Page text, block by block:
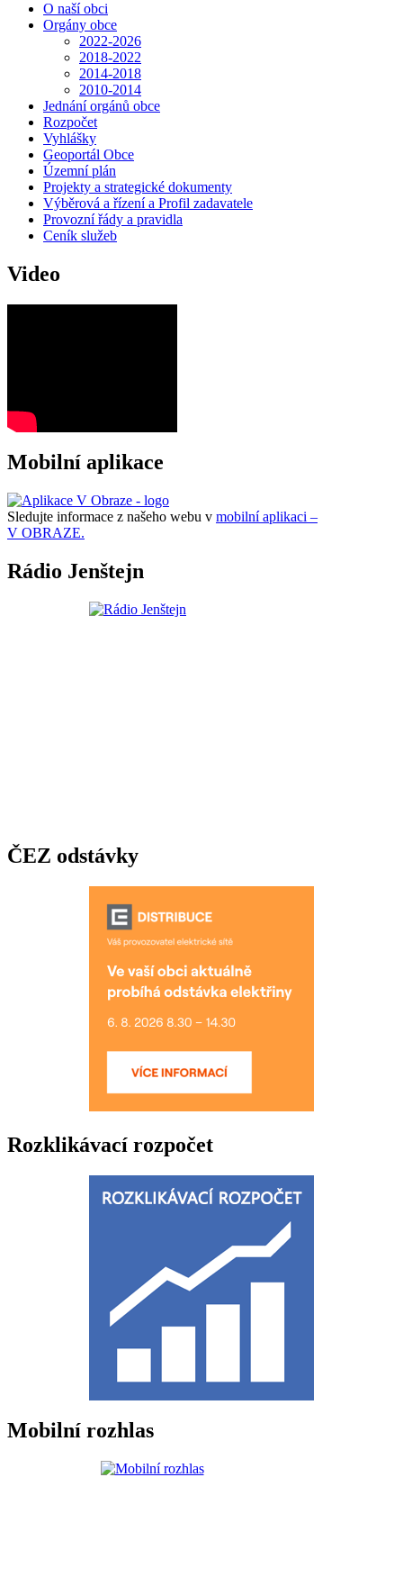
O naší obci
Orgány obce
2022-2026
2018-2022
2014-2018
2010-2014
Jednání orgánů obce
Rozpočet
Vyhlášky
Geoportál Obce
Územní plán
Projekty a strategické dokumenty
Výběrová a řízení a Profil zadavatele
Provozní řády a pravidla
Ceník služeb
Video
Mobilní aplikace
Sledujte informace z našeho webu v mobilní aplikaci –
V OBRAZE.
Rádio Jenštejn
ČEZ odstávky
Rozklikávací rozpočet
Mobilní rozhlas